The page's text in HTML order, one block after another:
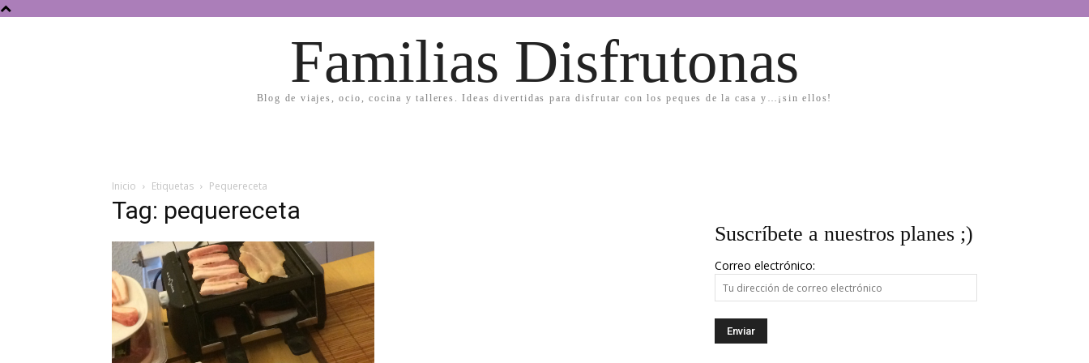
Familias Disfrutonas
Blog de viajes, ocio, cocina y talleres. Ideas divertidas para disfrutar con los peques de la casa y…¡sin ellos!
Inicio Etiquetas Pequereceta
Tag: pequereceta
Suscríbete a nuestros planes ;)
Correo electrónico: